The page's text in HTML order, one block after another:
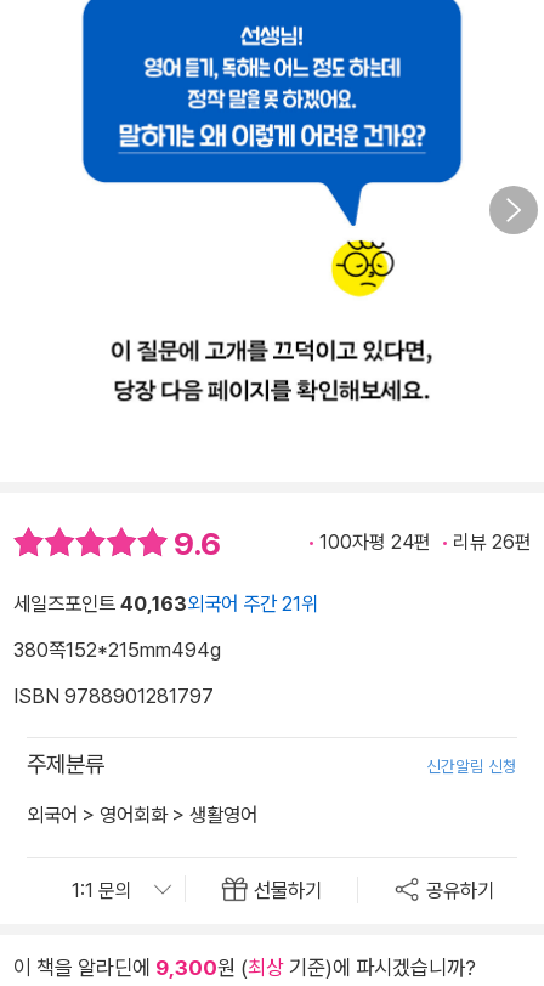
9.6 100자평 24편 리뷰 26편
세일즈포인트 40,163외국어 주간 21위
380쪽152*215mm494g
ISBN 9788901281797
주제분류 신간알림 신청
외국어 > 영어회화> 생활영어
선물하기 공유하기
이 책을 알라딘에 9,300원 (최상 기준)에 파시겠습니까?